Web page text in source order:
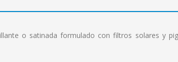
o satinada formulado con filtros solares y